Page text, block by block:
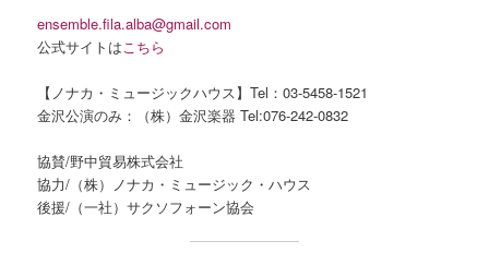
ensemble.fila.alba@gmail.com
公式サイトはこちら
【ノナカ・ミュージックハウス】Tel：03-5458-1521
金沢公演のみ：（株）金沢楽器 Tel:076-242-0832
​協賛/野中貿易株式会社
協力/（株）ノナカ・ミュージック・ハウス
後援/（一社）サクソフォーン協会